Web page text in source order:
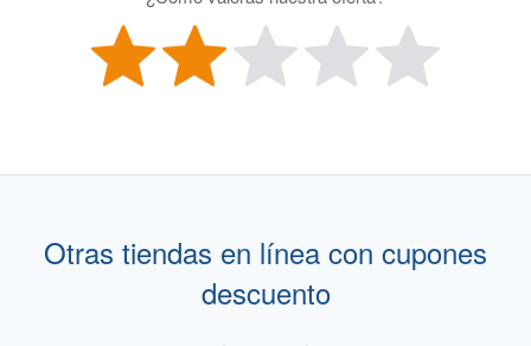
Otras tiendas en línea con cupones
descuento